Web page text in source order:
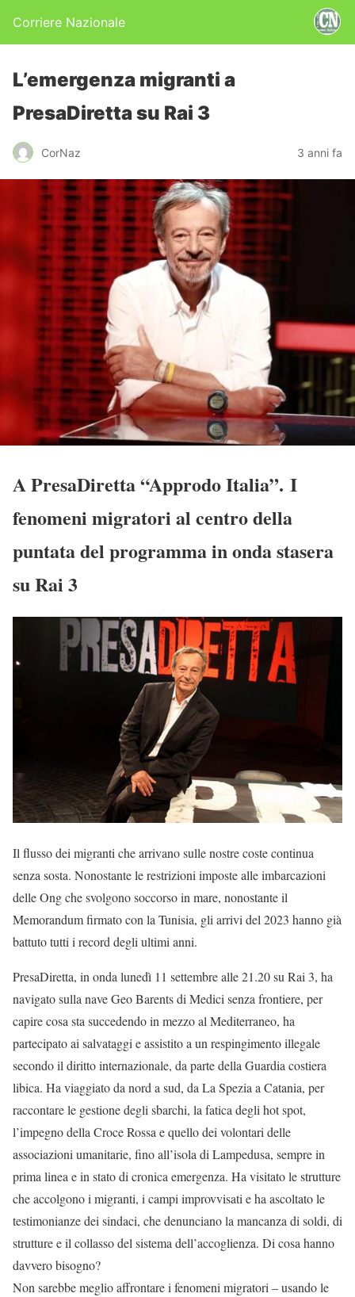
Corriere Nazionale
L’emergenza migranti a
PresaDiretta su Rai 3
CorNaz 3 anni fa
A PresaDiretta “Approdo Italia”. I
fenomeni migratori al centro della
puntata del programma in onda stasera
su Rai 3
Il flusso dei migranti che arrivano sulle nostre coste continua
senza sosta. Nonostante le restrizioni imposte alle imbarcazioni
delle Ong che svolgono soccorso in mare, nonostante il
Memorandum firmato con la Tunisia, gli arrivi del 2023 hanno già
battuto tutti i record degli ultimi anni.
PresaDiretta, in onda lunedì 11 settembre alle 21.20 su Rai 3, ha
navigato sulla nave Geo Barents di Medici senza frontiere, per
capire cosa sta succedendo in mezzo al Mediterraneo, ha
partecipato ai salvataggi e assistito a un respingimento illegale
secondo il diritto internazionale, da parte della Guardia costiera
libica. Ha viaggiato da nord a sud, da La Spezia a Catania, per
raccontare le gestione degli sbarchi, la fatica degli hot spot,
l’impegno della Croce Rossa e quello dei volontari delle
associazioni umanitarie, fino all’isola di Lampedusa, sempre in
prima linea e in stato di cronica emergenza. Ha visitato le strutture
che accolgono i migranti, i campi improvvisati e ha ascoltato le
testimonianze dei sindaci, che denunciano la mancanza di soldi, di
strutture e il collasso del sistema dell’accoglienza. Di cosa hanno
davvero bisogno?
Non sarebbe meglio affrontare i fenomeni migratori – usando le